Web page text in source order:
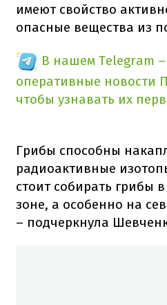
имеют свойство
опасные вещества из
В нашем Telegram –
оперативные новости
чтобы узнавать их
Грибы способны
радиоактивные
стоит собирать грибы
зоне, а особенно на
– подчеркнула